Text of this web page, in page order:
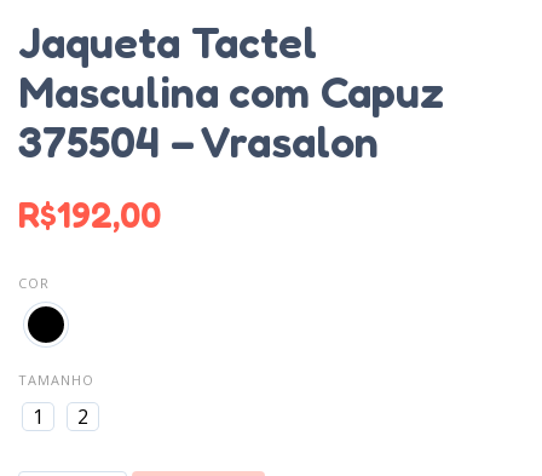
Jaqueta Tactel
Masculina com Capuz
375504 – Vrasalon
R$192,00
COR
TAMANHO
1 2